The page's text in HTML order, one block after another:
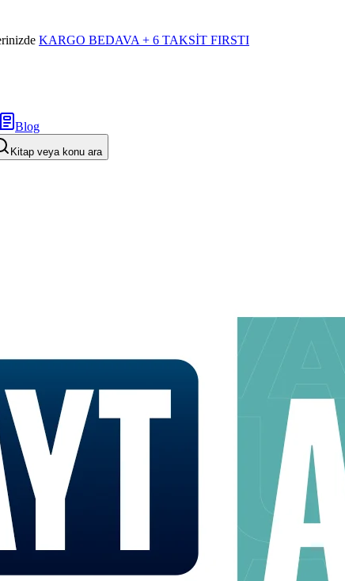
KARGO BEDAVA + 6 TAKSİT FIRSTI
Blog
Kitap veya konu ara